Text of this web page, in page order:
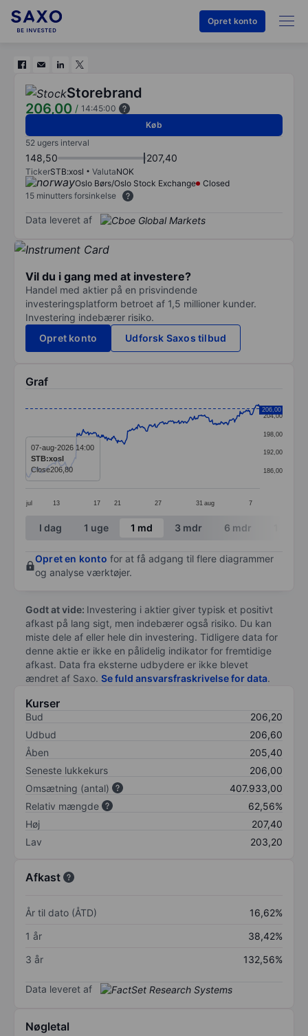
Opret konto
Storebrand
206,00 / 14:45:00
Køb
52 ugers interval
148,50 207,40
TickerSTB:xosl ValutaNOK
Oslo Børs/Oslo Stock Exchange
Closed
15 minutters forsinkelse
Data leveret af
Vil du i gang med at investere?
Handel med aktier på en prisvindende
investeringsplatform betroet af 1,5 millioner kunder.
Investering indebærer risiko.
Opret konto
Udforsk Saxos tilbud
Graf
Line chart with 345 data points.
The chart has 1 X axis displaying categories.
The chart has 1 Y axis displaying values. Data
jul 13 17 21 27 31 aug 7
186,00
192,00
198,00
204,00
206,00
07-aug-2026 14:00
STB:xosl
Close206,80
End of interactive chart.
I dag 1 uge 1 md 3 mdr 6 mdr
Opret en konto for at få adgang til flere diagrammer
og analyse værktøjer.
Godt at vide: Investering i aktier giver typisk et positivt
afkast på lang sigt, men indebærer også risiko. Du kan
miste dele af eller hele din investering. Tidligere data for
denne aktie er ikke en pålidelig indikator for fremtidige
afkast. Data fra eksterne udbydere er ikke blevet
ændret af Saxo. Se fuld ansvarsfraskrivelse for data.
Kurser
Bud
206,20
Udbud
206,60
Åben
205,40
Seneste lukkekurs
206,00
Omsætning (antal)
407.933,00
Relativ mængde
62,56%
Høj
207,40
Lav
203,20
Afkast
År til dato (ÅTD)
16,62%
1 år
38,42%
3 år
132,56%
Data leveret af
Nøgletal